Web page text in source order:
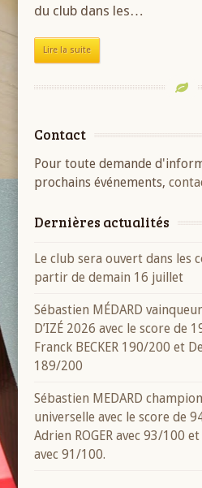
du club dans les…
Lire la suite
Contact
Pour toute demande
prochains événements,
Dernières actualités
Le club sera ouvert dans les
partir de demain 16 juillet
Sébastien MÉDARD
D’IZÉ 2026 avec le score de
Franck BECKER 190/200 et
189/200
Sébastien MEDARD
universelle avec le score de
Adrien ROGER avec 93/100
avec 91/100.